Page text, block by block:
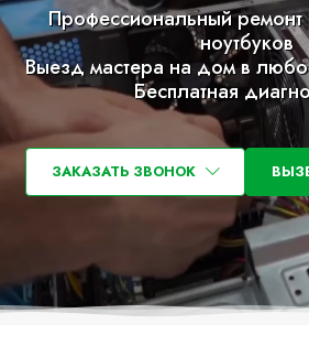
Профессиональный ремонт
ноутбуков
Выезд мастера на дом в
Бесплатная
ЗАКАЗАТЬ ЗВОНОК